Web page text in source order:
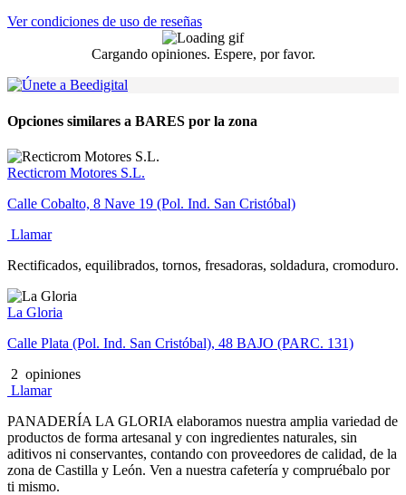
Ver condiciones de uso de reseñas
Cargando opiniones. Espere, por favor.
Opciones similares a BARES por la zona
Recticrom Motores S.L.
Calle Cobalto, 8 Nave 19 (Pol. Ind. San Cristóbal)
Llamar
Rectificados, equilibrados, tornos, fresadoras, soldadura, cromoduro.
La Gloria
Calle Plata (Pol. Ind. San Cristóbal), 48 BAJO (PARC. 131)
2 opiniones
Llamar
PANADERÍA LA GLORIA elaboramos nuestra amplia variedad de
productos de forma artesanal y con ingredientes naturales, sin
aditivos ni conservantes, contando con proveedores de calidad, de la
zona de Castilla y León. Ven a nuestra cafetería y compruébalo por
ti mismo.